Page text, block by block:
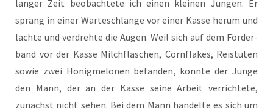
lan­ger Zeit beob­ach­te­te ich einen klei­nen Jun­gen. Er
sprang in einer War­te­schlan­ge vor einer Kas­se her­um und
lach­te und ver­dreh­te die Augen. Weil sich auf dem För­der­
band vor der Kas­se Milch­fla­schen, Corn­flakes, Reistü­ten
sowie zwei Honig­me­lo­nen befan­den, konn­te der Jun­ge
den Mann, der an der Kas­se sei­ne Arbeit ver­rich­te­te,
zunächst nicht sehen. Bei dem Mann han­del­te es sich um